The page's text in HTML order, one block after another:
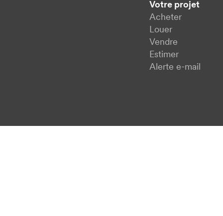
Votre projet
Acheter
Louer
Vendre
Estimer
Alerte e-mail